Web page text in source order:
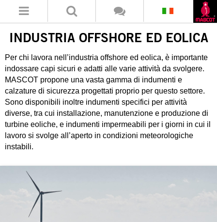
INDUSTRIA OFFSHORE ED EOLICA
Per chi lavora nell’industria offshore ed eolica, è importante
indossare capi sicuri e adatti alle varie attività da svolgere.
MASCOT propone una vasta gamma di indumenti e
calzature di sicurezza progettati proprio per questo settore.
Sono disponibili inoltre indumenti specifici per attività
diverse, tra cui installazione, manutenzione e produzione di
turbine eoliche, e indumenti impermeabili per i giorni in cui il
lavoro si svolge all’aperto in condizioni meteorologiche
instabili.